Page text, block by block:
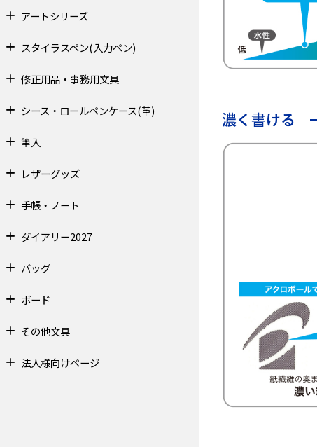
濃く書ける
アートシリーズ
スタイラスペン(入力ペン)
修正用品・事務用文具
シース・ロールペンケース(革)
筆入
レザーグッズ
手帳・ノート
ダイアリー2027
バッグ
ボード
その他文具
法人様向けページ